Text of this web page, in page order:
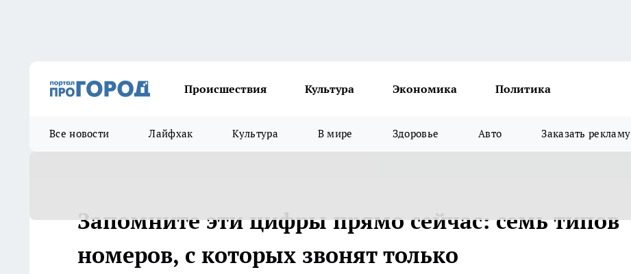
Происшествия Культура Экономика Политика
Все новости Лайфхак Культура В мире Здоровье Авто Заказать рекламу
Запомните эти цифры прямо сейчас: семь типов
номеров, с которых звонят только